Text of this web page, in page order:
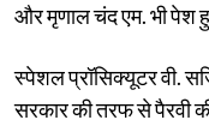
और मृणाल चंद एम. भी पेश
स्पेशल प्रॉसिक्यूटर वी.
सरकार की तरफ से पैरवी